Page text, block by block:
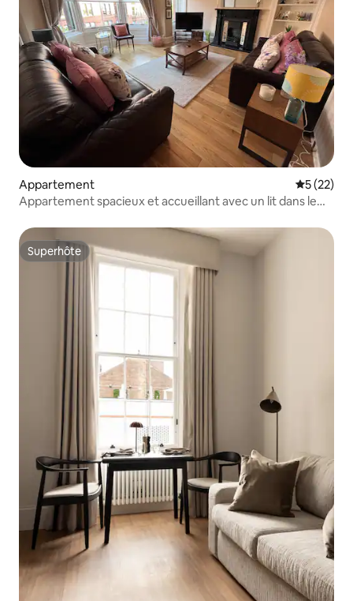
Appartement
5 (22)
Appartement spacieux et accueillant avec un lit dans le
Superhôte
Superhôte